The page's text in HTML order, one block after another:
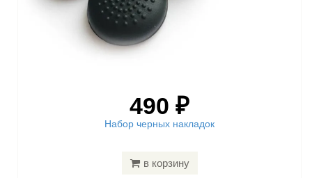
490 ₽
Набор черных накладок
в корзину